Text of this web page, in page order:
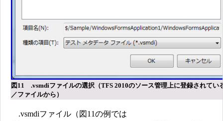
図11 .vsmdiファイルの選択（TFS 2010のソース管理上に登録されてい
／ファイルから）
.vsmdiファイル（図11の例では